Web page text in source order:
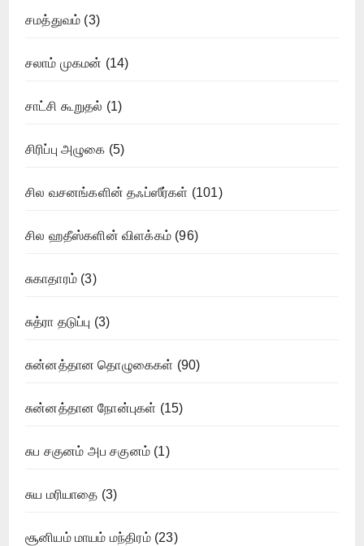
சமத்துவம் (3)
சலாம் முகமன் (14)
சாட்சி கூறுதல் (1)
சிரிப்பு அழுகை (5)
சில வசனங்களின் தஃப்ஸீர்கள் (101)
சில ஹதீஸ்களின் விளக்கம் (96)
சுகாதாரம் (3)
சுத்ரா தடுப்பு (3)
சுன்னத்தான தொழுகைகள் (90)
சுன்னத்தான நோன்புகள் (15)
சுப சகுனம் அப சகுனம் (1)
சுய மரியாதை (3)
சூனியம் மாயம் மந்திரம்(23)